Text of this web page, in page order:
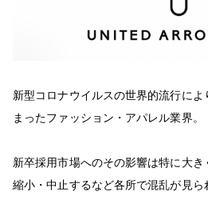
新型コロナウイルスの世界的流行に
まったファッション・アパレル業界。
新卒採用市場へのその影響は特に大
縮小・中止するなど各所で混乱が見ら